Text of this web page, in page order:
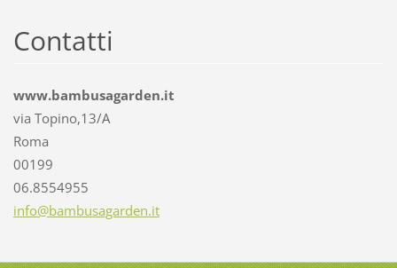
Contatti
www.bambusagarden.it
via Topino,13/A
Roma
00199
06.8554955
info@bambusagarden.it